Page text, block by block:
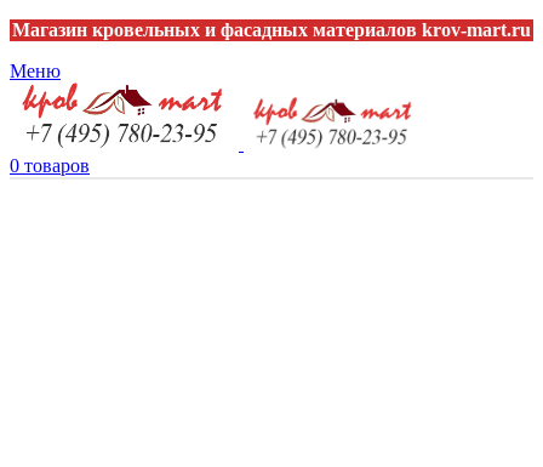
Магазин кровельных и фасадных материалов krov-mart.ru
Меню
0 товаров